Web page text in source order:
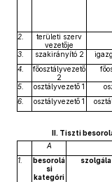
2.
területi szerv
vezetője
3. szakirányító 2
4.
főosztályvezető
2
5. osztályvezető 1
6.
osztályvezető 1
II. Tiszti
A
1.
besorolá
si
kategóri